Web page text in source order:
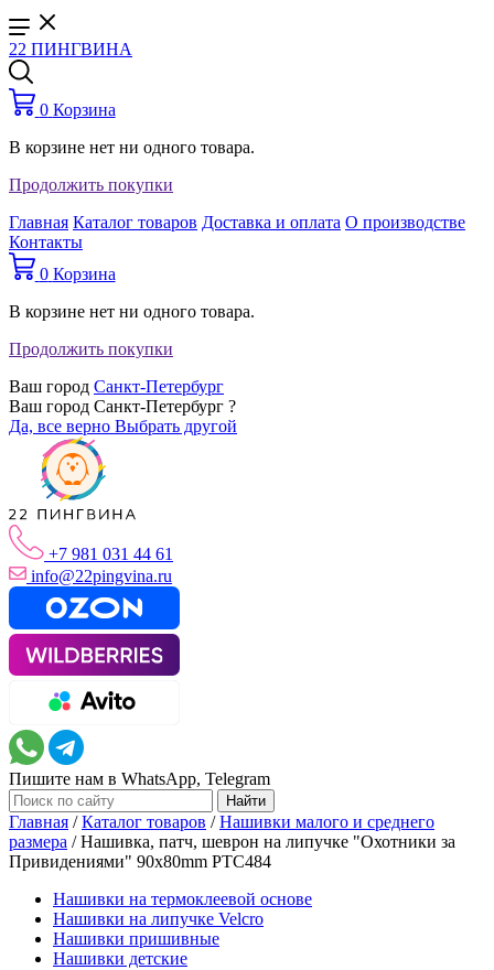
22 ПИНГВИНА
0 Корзина
В корзине нет ни одного товара.
Продолжить покупки
Главная Каталог товаров Доставка и оплата О производстве
Контакты
0 Корзина
В корзине нет ни одного товара.
Продолжить покупки
Ваш город Санкт-Петербург
Ваш город Санкт-Петербург ?
Да, все верно Выбрать другой
+7 981 031 44 61
info@22pingvina.ru
Пишите нам в WhatsApp, Telegram
Главная /Каталог товаров /Нашивки малого и среднего
размера /Нашивка, патч, шеврон на липучке "Охотники за
Привидениями" 90x80mm PTC484
Нашивки на термоклеевой основе
Нашивки на липучке Velcro
Нашивки пришивные
Нашивки детские